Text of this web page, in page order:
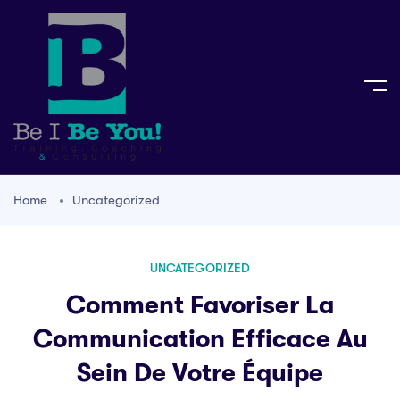
Home Uncategorized
UNCATEGORIZED
Comment Favoriser La
Communication Efficace Au
Sein De Votre Équipe